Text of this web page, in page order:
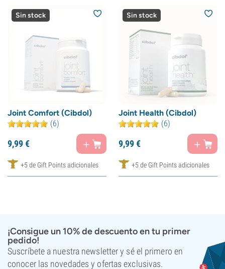
Sin stock
Joint Comfort (Cibdol)
(6)
9,99€
+5 de Gift Points adicionales
Sin stock
Joint Health (Cibdol)
(6)
9,99€
+5 de Gift Points adicionales
¡Consigue un 10% de descuento en tu primer
pedido!
Suscríbete a nuestra newsletter y sé el primero en
conocer las novedades y ofertas exclusivas.